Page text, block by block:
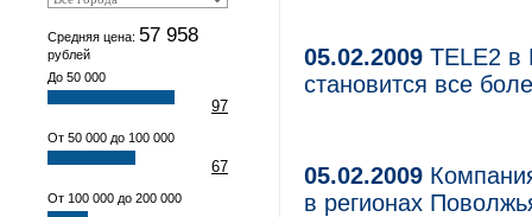
Средняя цена: 57 958
рублей
До 50 000
97
От 50 000 до 100 000
67
От 100 000 до 200 000
05.02.2009 TELE2 в
становится все
05.02.2009
в регионах